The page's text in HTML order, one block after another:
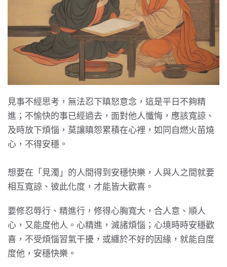
見事不經思考，無法忍下瞋怒意念，這是平日不夠精
進；不愉快的事已經過去，面對他人懺悔，應該寬諒、
及時放下煩惱，莫讓瞋怨累積在心裡，如同自燃火苗燒
心，不得安穩。
想要在「見濁」的人間得到安穩快樂，人與人之間就要
相互寬諒、彼此化度，才能皆大歡喜。
要修忍辱行、精進行，修得心胸寬大，合人意、順人
心，又能度他人。心精進，滅諸煩惱；心境時時安穩歡
喜，不受煩惱習氣干擾，或纏於不好的因緣，就能自度
度他，安穩快樂。